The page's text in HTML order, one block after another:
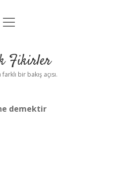
Uyarı
menüyü
Fikirler
bir bakış açısı.
demektir